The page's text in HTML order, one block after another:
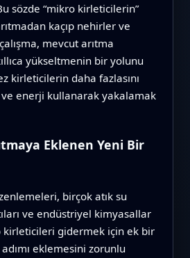
sözde “mikro kirleticilerin”
kaçıp nehirler ve
mevcut arıtma
yükseltmenin bir yolunu
kirleticilerin daha fazlasını
enerji kullanarak yakalamak
Eklenen Yeni Bir
birçok atık su
ve endüstriyel kimyasallar
gidermek için ek bir
eklemesini zorunlu